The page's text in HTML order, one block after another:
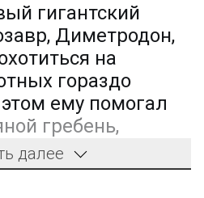
гигантский
Диметродон,
на
гораздо
ему помогал
гребень,
находившийся на
хищники просто
далее